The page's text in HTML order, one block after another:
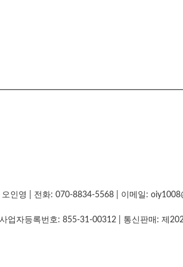
인영 | 전화: 070-8834-5568 | 이메일:
업자등록번호: 855-31-00312 | 통신판매: 제